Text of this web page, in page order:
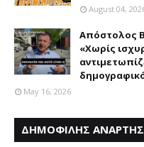
August 04,
Απόστολος
«Χωρίς
May 16, 2026
ΔΗΜΟΦΙΛΗΣ